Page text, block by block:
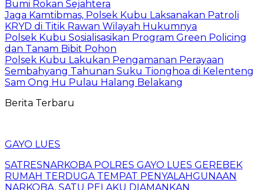
Bumi Rokan Sejahtera
Jaga Kamtibmas, Polsek Kubu Laksanakan Patroli
KRYD di Titik Rawan Wilayah Hukumnya
Polsek Kubu Sosialisasikan Program Green Policing
dan Tanam Bibit Pohon
Polsek Kubu Lakukan Pengamanan Perayaan
Sembahyang Tahunan Suku Tionghoa di Kelenteng
Sam Ong Hu Pulau Halang Belakang
Berita Terbaru
GAYO LUES
SATRESNARKOBA POLRES GAYO LUES GEREBEK
RUMAH TERDUGA TEMPAT PENYALAHGUNAAN
NARKOBA, SATU PELAKU DIAMANKAN